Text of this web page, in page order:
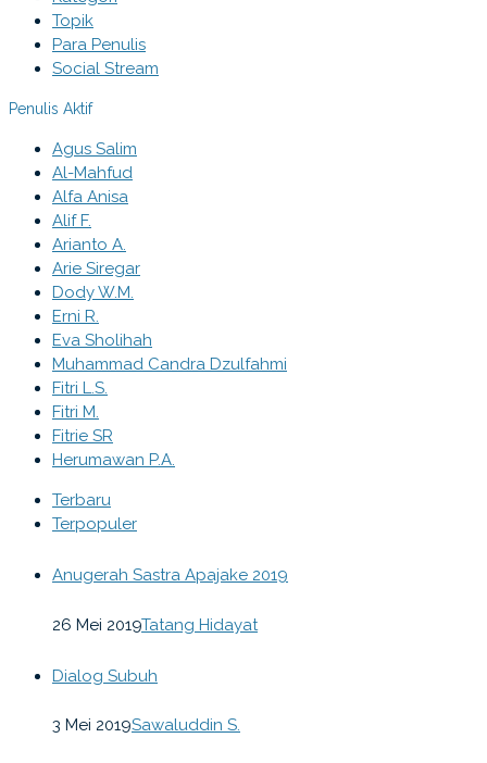
Topik
Para Penulis
Social Stream
Penulis Aktif
Agus Salim
Al-Mahfud
Alfa Anisa
Alif F.
Arianto A.
Arie Siregar
Dody W.M.
Erni R.
Eva Sholihah
Muhammad Candra Dzulfahmi
Fitri L.S.
Fitri M.
Fitrie SR
Herumawan P.A.
Terbaru
Terpopuler
Anugerah Sastra Apajake 2019
26 Mei 2019Tatang Hidayat
Dialog Subuh
3 Mei 2019Sawaluddin S.